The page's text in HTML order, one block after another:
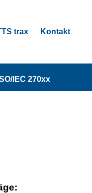
trax Kontakt
IEC 270xx